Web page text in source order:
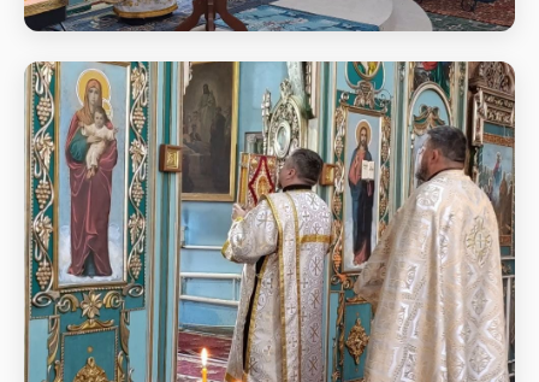
Літургія у неділю 7-му після Пасхи,
святих отців І Вселенського собору
Великий Вхід у неділю 7-му після Пасхи, святих
отців І Вселенського собору